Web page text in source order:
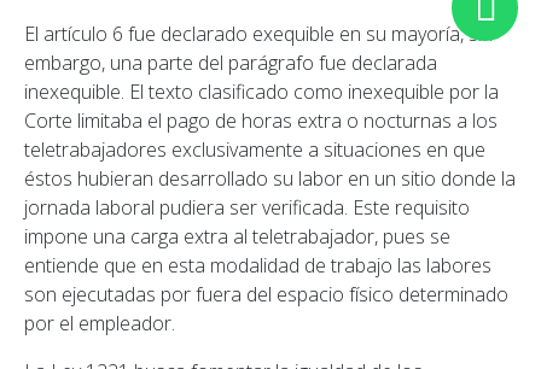
El artículo 6 fue declarado exequible en su mayoría, sin
embargo, una parte del parágrafo fue declarada
inexequible. El texto clasificado como inexequible por la
Corte limitaba el pago de horas extra o nocturnas a los
teletrabajadores exclusivamente a situaciones en que
éstos hubieran desarrollado su labor en un sitio donde la
jornada laboral pudiera ser verificada. Este requisito
impone una carga extra al teletrabajador, pues se
entiende que en esta modalidad de trabajo las labores
son ejecutadas por fuera del espacio físico determinado
por el empleador.